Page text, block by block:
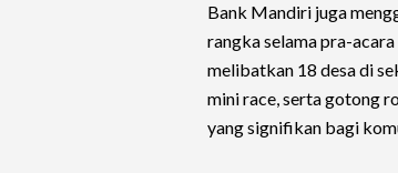
Bank Mandiri juga
rangka selama pra-
melibatkan 18 desa di
mini race, serta gotong
yang signifikan bagi